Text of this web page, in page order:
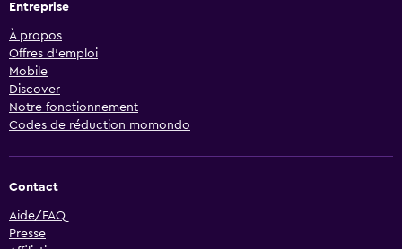
Entreprise
À propos
Offres d’emploi
Mobile
Discover
Notre fonctionnement
Codes de réduction momondo
Contact
Aide/FAQ
Presse